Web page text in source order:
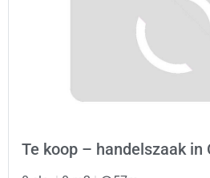
Te koop – handelszaak in